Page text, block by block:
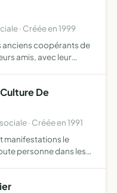
· Créée en 1999
anciens coopérants de
amis, avec leur
De
· Créée en 1991
manifestations le
personne dans les